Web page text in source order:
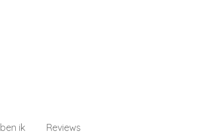
ik Reviews